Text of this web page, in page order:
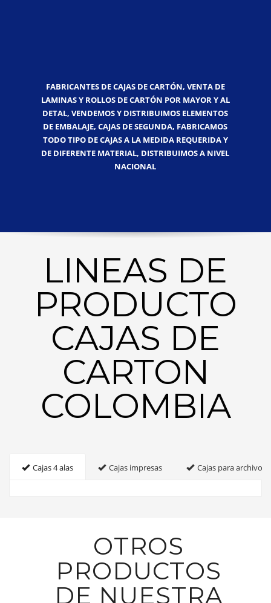
FABRICANTES DE CAJAS DE CARTÓN, VENTA DE
LAMINAS Y ROLLOS DE CARTÓN POR MAYOR Y AL
DETAL, VENDEMOS Y DISTRIBUIMOS ELEMENTOS
DE EMBALAJE, CAJAS DE SEGUNDA, FABRICAMOS
TODO TIPO DE CAJAS A LA MEDIDA REQUERIDA Y
DE DIFERENTE MATERIAL, DISTRIBUIMOS A NIVEL
NACIONAL
LINEAS DE
PRODUCTO
CAJAS DE
CARTON
COLOMBIA
Cajas 4 alas Cajas impresas Cajas para archivo
OTROS
PRODUCTOS
DE NUESTRA